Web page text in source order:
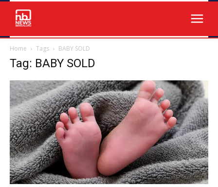
Home Tags BABY SOLD
Tag: BABY SOLD